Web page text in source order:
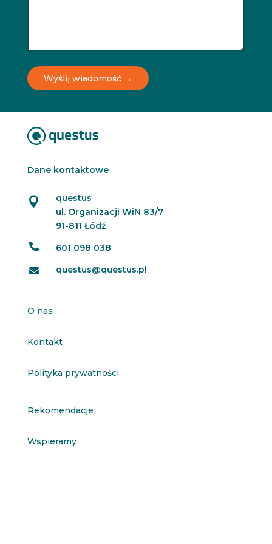
Wyślij wiadomość →
Dane kontaktowe

questus
ul. Organizacji WiN 83/7
91-811 Łódź
 601 098 038
 questus@questus.pl
O nas
Kontakt
Polityka prywatności
Rekomendacje
Wspieramy